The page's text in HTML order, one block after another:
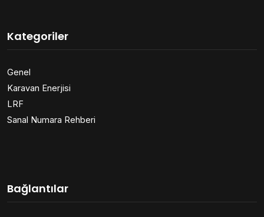
Kategoriler
Genel
Karavan Enerjisi
LRF
Sanal Numara Rehberi
Bağlantılar